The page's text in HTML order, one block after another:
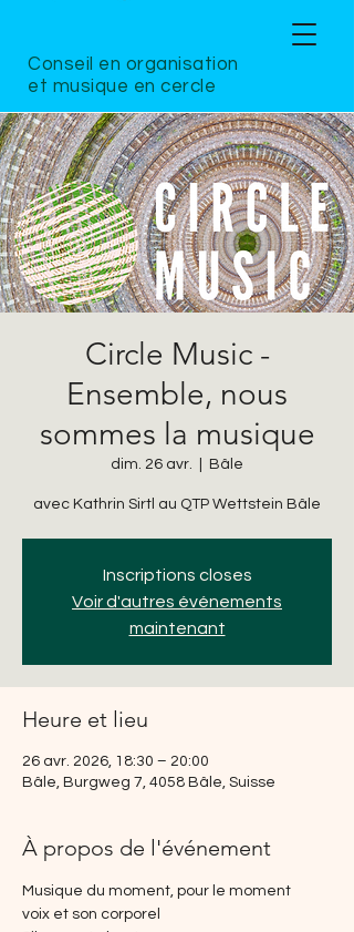
Conseil en organisation
et musique en cercle
Circle Music -
Ensemble, nous
sommes la musique
dim. 26 avr. Bâle
avec Kathrin Sirtl au QTP Wettstein Bâle
Inscriptions closes
Voir d'autres événements
maintenant
Heure et lieu
26 avr. 2026, 18:30 – 20:00
Bâle, Burgweg 7, 4058 Bâle, Suisse
À propos de l'événement
Musique du moment, pour le moment
voix et son corporel